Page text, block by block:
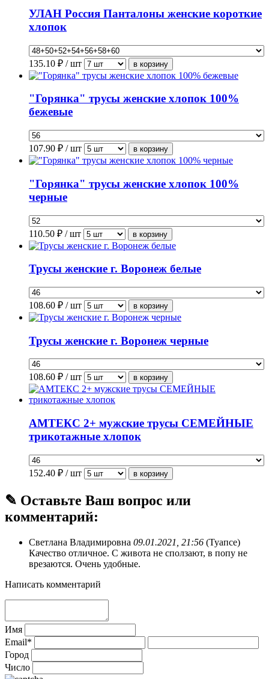
УЛАН Россия Панталоны женские короткие
хлопок
135.10 ₽ / шт
"Горянка" трусы женские хлопок 100%
бежевые
107.90 ₽ / шт
"Горянка" трусы женские хлопок 100%
черные
110.50 ₽ / шт
Трусы женские г. Воронеж белые
108.60 ₽ / шт
Трусы женские г. Воронеж черные
108.60 ₽ / шт
АМТЕКС 2+ мужские трусы СЕМЕЙНЫЕ
трикотажные хлопок
152.40 ₽ / шт
✎ Оставьте Ваш вопрос или
комментарий:
Светлана Владимировна 09.01.2021, 21:56 (Туапсе)
Качество отличное. С живота не сползают, в попу не
врезаются. Очень удобные.
Написать комментарий
Имя
Email*
Город
Число